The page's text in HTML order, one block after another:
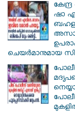
ഷാ
ചെയർമാനുമായ